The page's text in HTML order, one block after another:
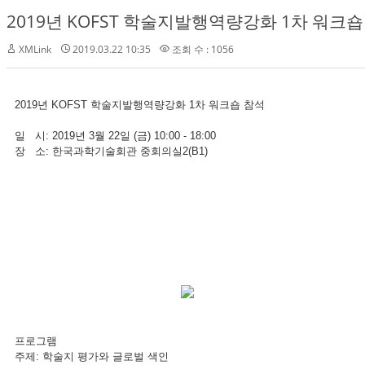
2019년 KOFST 학술지발행역량강화 1차 워크
XMLink 2019.03.22 10:35 조회 수 : 1056
2019년 KOFST 학술지발행역량강화 1차 워크숍 참석
일 시: 2019년 3월 22일 (금) 10:00 - 18:00
장 소: 한국과학기술회관 중회의실2(B1)
프로그램
주제: 학술지 평가와 글로벌 색인